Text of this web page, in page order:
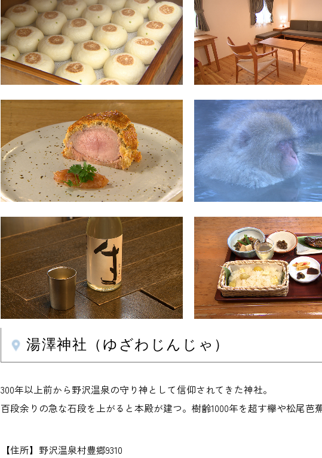
湯澤神社（ゆざわじんじゃ）
300年以上前から野沢温泉の守り神として信仰されてきた神社。
百段余りの急な石段を上がると本殿が建つ。樹齢1000年を超す欅や松尾芭
【住所】野沢温泉村豊郷9310